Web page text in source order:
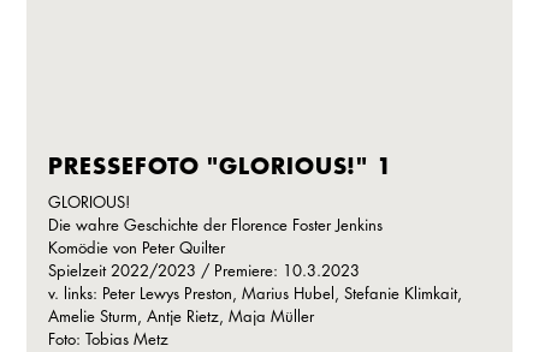
PRESSEFOTO "GLORIOUS!" 1
GLORIOUS!
Die wahre Geschichte der Florence Foster Jenkins
Komödie von Peter Quilter
Spielzeit 2022/2023 / Premiere: 10.3.2023
v. links: Peter Lewys Preston, Marius Hubel, Stefanie Klimkait,
Amelie Sturm, Antje Rietz, Maja Müller
Foto: Tobias Metz